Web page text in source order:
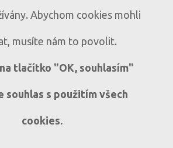
dům s atmosférou v obci
Abychom cookies mohli
musíte nám to povolit.
tlačítko "OK, souhlasím"
souhlas s použitím všech
cookies.